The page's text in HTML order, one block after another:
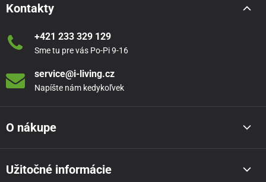
Kontakty
+421 233 329 129
Sme tu pre vás Po-Pi 9-16
service@i-living.cz
Napíšte nám kedykoľvek
O nákupe
Užitočné informácie